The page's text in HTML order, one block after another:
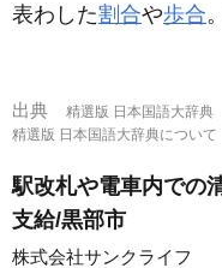
表わした割合や歩合
出典
精選版 日本国語大辞典
精選版 日本国語大辞典につい
駅改札や電車内での
支給/黒部市
株式会社サンクライフ